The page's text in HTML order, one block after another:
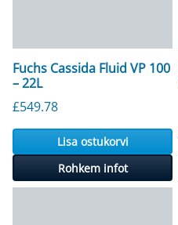
Fuchs Cassida Fluid VP 100
– 22L
£549.78
Lisa ostukorvi
Rohkem infot